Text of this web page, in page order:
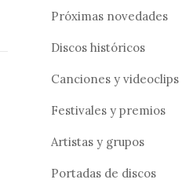
Próximas novedades
Discos históricos
Canciones y videoclips
Festivales y premios
Artistas y grupos
Portadas de discos